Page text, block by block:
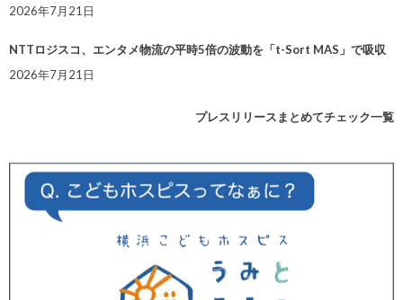
2026年7月21日
NTTロジスコ、エンタメ物流の平時5倍の波動を「t-Sort MAS」で吸収
2026年7月21日
プレスリリースまとめてチェック一覧